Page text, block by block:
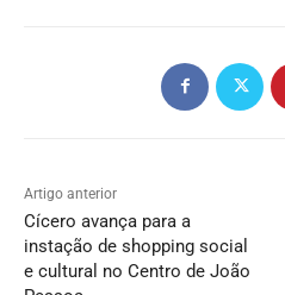
Artigo anterior
Cícero avança para a
instação de shopping social
e cultural no Centro de João